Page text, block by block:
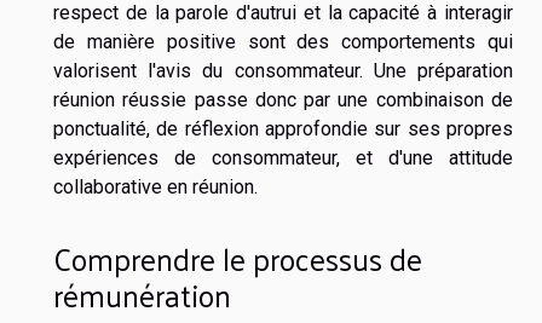
respect de la parole d'autrui et la capacité à interagir
de manière positive sont des comportements qui
valorisent l'avis du consommateur. Une préparation
réunion réussie passe donc par une combinaison de
ponctualité, de réflexion approfondie sur ses propres
expériences de consommateur, et d'une attitude
collaborative en réunion.
Comprendre le processus de
rémunération